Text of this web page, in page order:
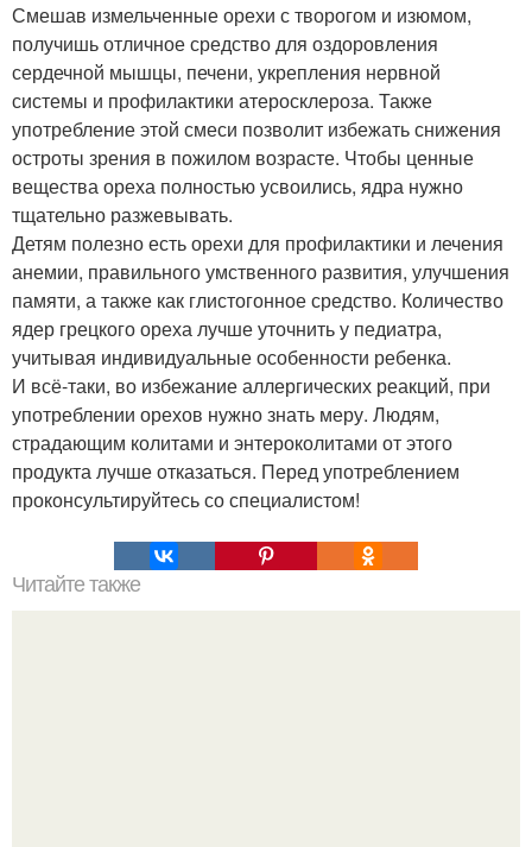
Смешав измельченные орехи с творогом и изюмом,
получишь отличное средство для оздоровления
сердечной мышцы, печени, укрепления нервной
системы и профилактики атеросклероза. Также
употребление этой смеси позволит избежать снижения
остроты зрения в пожилом возрасте. Чтобы ценные
вещества ореха полностью усвоились, ядра нужно
тщательно разжевывать.
Детям полезно есть орехи для профилактики и лечения
анемии, правильного умственного развития, улучшения
памяти, а также как глистогонное средство. Количество
ядер грецкого ореха лучше уточнить у педиатра,
учитывая индивидуальные особенности ребенка.
И всё-таки, во избежание аллергических реакций, при
употреблении орехов нужно знать меру. Людям,
страдающим колитами и энтероколитами от этого
продукта лучше отказаться. Перед употреблением
проконсультируйтесь со специалистом!
Читайте также